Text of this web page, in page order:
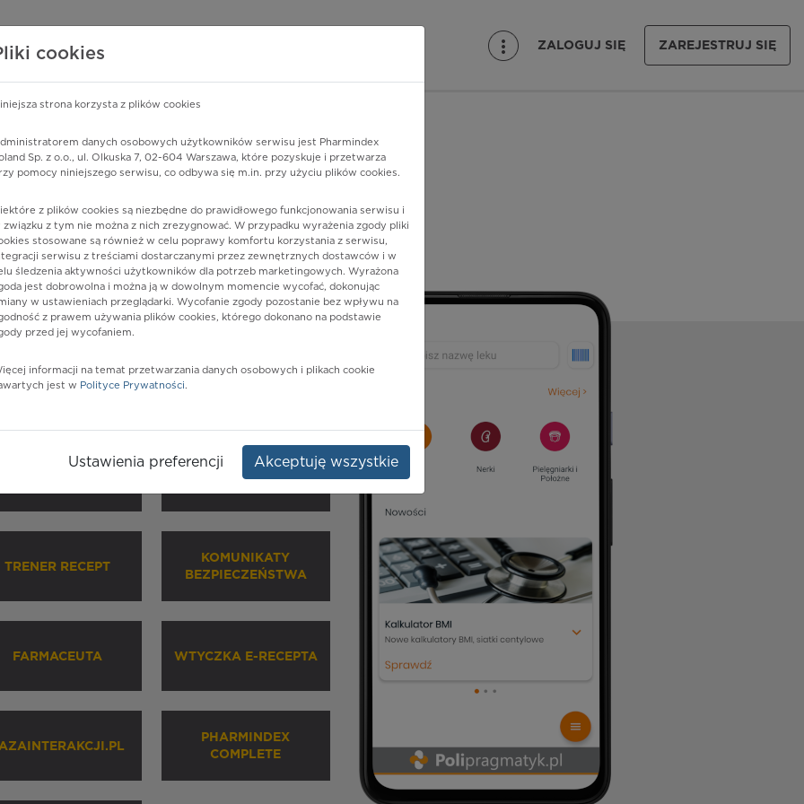
o lekach
PHARMINDEX ZALOGUJ SIĘ ZAREJESTRUJ SIĘ
ochrony zdrowia
INHALATORY
TRENER RECEPT
KOMUNIKATY
BEZPIECZEŃSTWA
FARMACEUTA WTYCZKA E-RECEPTA
PHARMINDEX
COMPLETE
cookies
strona korzysta z plików cookies
danych osobowych użytkowników serwisu jest Pharmindex
Sp. z o.o., ul. Olkuska 7, 02-604 Warszawa, które pozyskuje i przetwarza
pomocy niniejszego serwisu, co odbywa się m.in. przy użyciu plików cookies.
z plików cookies są niezbędne do prawidłowego funkcjonowania serwisu i
związku z tym nie można z nich zrezygnować. W przypadku wyrażenia zgody pliki
stosowane są również w celu poprawy komfortu korzystania z serwisu,
serwisu z treściami dostarczanymi przez zewnętrznych dostawców i w
śledzenia aktywności użytkowników dla potrzeb marketingowych. Wyrażona
jest dobrowolna i można ją w dowolnym momencie wycofać, dokonując
w ustawieniach przeglądarki. Wycofanie zgody pozostanie bez wpływu na
z prawem używania plików cookies, którego dokonano na podstawie
przed jej wycofaniem.
informacji na temat przetwarzania danych osobowych i plikach cookie
jest w Polityce Prywatności.
Ustawienia preferencji Akceptuję wszystkie